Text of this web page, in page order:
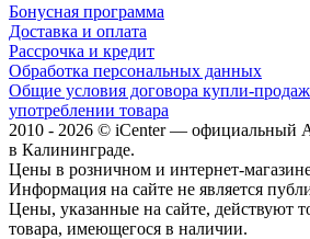
Бонусная программа
Доставка и оплата
Рассрочка и кредит
Обработка персональных данных
Общие условия договора купли-
употреблении товара
2010 - 2026 © iCenter — официальный
в Калининграде.
Цены в розничном и интернет-
Информация на сайте не является
Цены, указанные на сайте, действуют
товара, имеющегося в наличии.